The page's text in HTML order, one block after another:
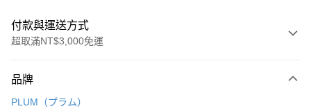
付款與運送方式
超取滿NT$3,000免運
信用卡一次付款
品牌
PLUM（プラム）